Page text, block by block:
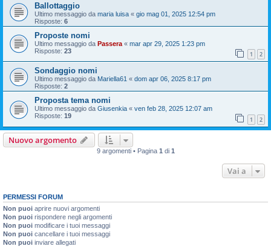
Ballottaggio
Ultimo messaggio da maria luisa « gio mag 01, 2025 12:54 pm
Risposte: 6
Proposte nomi
Ultimo messaggio da Passera « mar apr 29, 2025 1:23 pm
Risposte: 23 1 2
Sondaggio nomi
Ultimo messaggio da Mariella61 « dom apr 06, 2025 8:17 pm
Risposte: 2
Proposta tema nomi
Ultimo messaggio da Giusenkia « ven feb 28, 2025 12:07 am
Risposte: 19 1 2
Nuovo argomento
9 argomenti • Pagina 1 di 1
Vai a
PERMESSI FORUM
Non puoi aprire nuovi argomenti
Non puoi rispondere negli argomenti
Non puoi modificare i tuoi messaggi
Non puoi cancellare i tuoi messaggi
Non puoi inviare allegati